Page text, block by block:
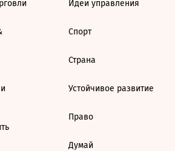
Идеи управления
Спорт
Страна
Устойчивое развитие
Право
Думай